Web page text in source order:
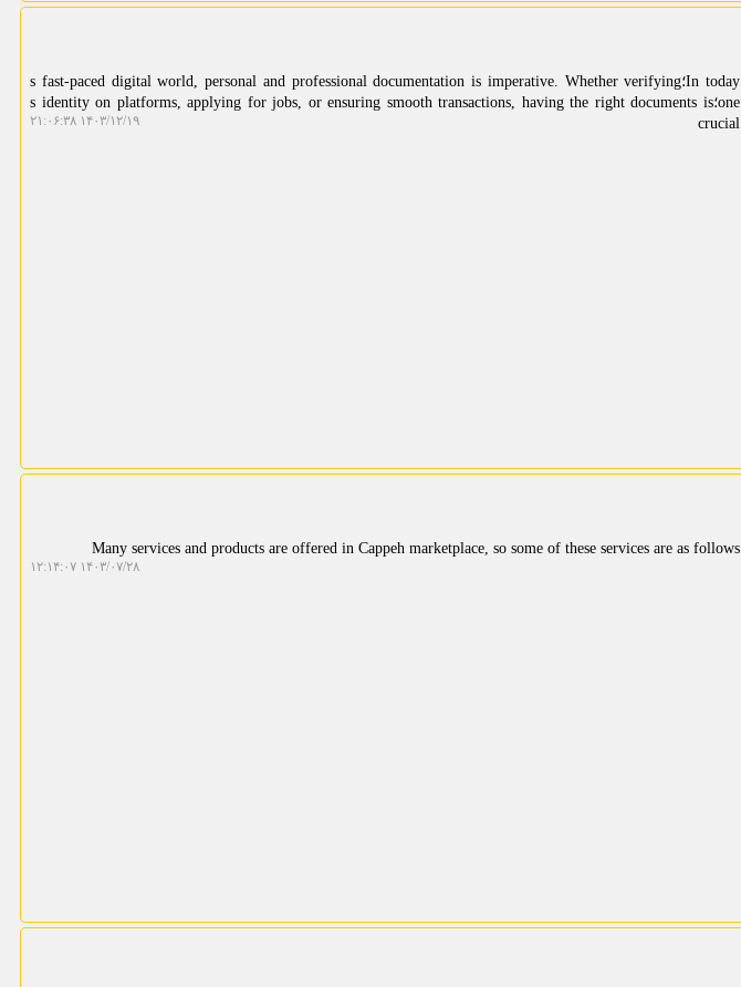
In today؛s fast-paced digital world, personal and professional documentation is imperative. Whether verifying
one؛s identity on platforms, applying for jobs, or ensuring smooth transactions, having the right documents is
crucial
۱۴۰۳/۱۲/۱۹ ۲۱:۰۶:۳۸
Many services and products are offered in Cappeh marketplace, so some of these services are as follows
۱۴۰۳/۰۷/۲۸ ۱۲:۱۴:۰۷